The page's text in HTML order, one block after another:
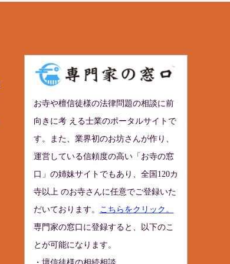
お寺や檀信徒様の法律問題の相談に前
向きに考 える士業のポータルサイトで
す。また、業界初のお坊さんが作り、
運営している信頼度の高い「お寺の窓
口」の姉妹サイトでもあり、全国120カ
寺以上 のお寺さんに任意でご登録いた
だいております。 こちらをクリック。
専門家の窓口に登録すると、以下のこ
とが可能になります。